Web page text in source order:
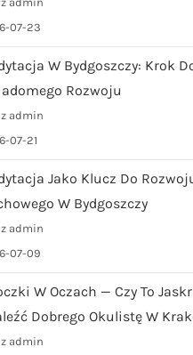
07-23
W Bydgoszczy: Krok
Rozwoju
admin
07-21
Jako Klucz Do
W Bydgoszczy
admin
07-09
W Oczach — Czy To
Dobrego Okulistę W
admin